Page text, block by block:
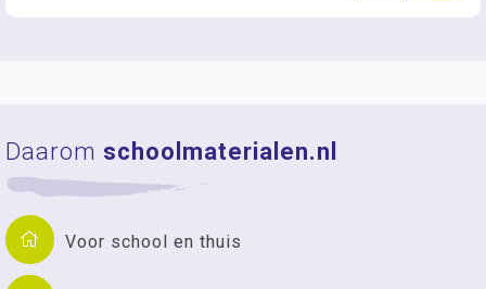
Daarom schoolmaterialen.nl
Voor school en thuis